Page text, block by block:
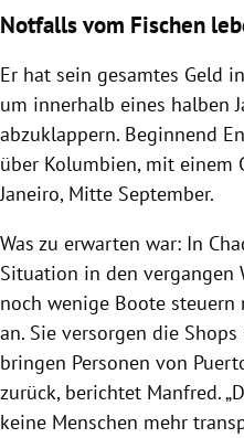
Notfalls vom Fischen
Er hat sein gesamtes Geld
um innerhalb eines halben
abzuklappern. Beginnend
über Kolumbien, mit einem
Janeiro, Mitte September.
Was zu erwarten war: In
Situation in den vergangen
noch wenige Boote
an. Sie versorgen die
bringen Personen von
zurück, berichtet Manfred.
keine Menschen mehr